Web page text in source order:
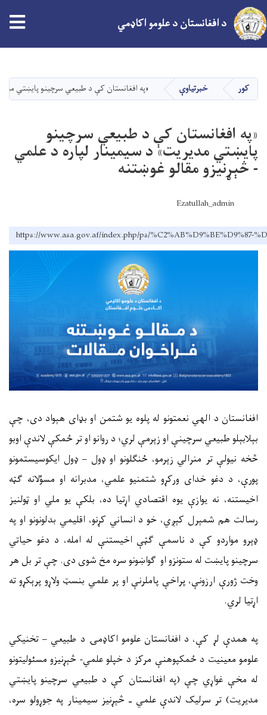
دانګل
د افغانستان د علومو اکاډمي
کور خبرتیاوې «په افغانستان کې د طبیعي سرچینو پايښتي
«په افغانستان کې د طبیعي سرچینو
پايښتي مدیریت» د سیمینار لپاره د علمي
- څېړنیزو مقالو غوښتنه
Ezatullah_admin
https://www.asa.gov.af/index.php/ps/%C2%AB%D9%BE%D9%87-
افغانستان د الهي نعمتونو له پلوه یو شتمن او بډای هېواد دی، چې
بېلابېلو طبیعي سرچینې او زېرمې لري؛ د روانو او تر ځمکې لاندې اوبو
څخه نیولې تر منرالي زېرمو، ځنګلونو او ډول – ډول ایکوسیستمونو
پورې، د دغو خدای ورکړو شتمنیو علمي، مدبرانه او مسؤلانه ګټه
اخیستنه، نه یوازې یوه اقتصادي اړتیا ده، بلکې یو ملي او ټولنیز
رسالت هم شمېرل کېږي، خو د انساني کړنو، اقلیمي بدلونونو او په
ډېرو مواردو کې د ناسمې ګټې اخیستنې له امله، د دغو حیاتي
سرچینو پايښت له ستونزو او ګواښونو سره مخ شوی دی. چې تر بل هر
وخت ژورې ارزونې، پراخې پاملرنې او پر علمي بنسټ ولاړو پرېکړو ته
اړتیا لري.
په همدې لړ کې، د افغانستان علومو اکاډمۍ د طبیعي – تخنیکي
علومو معینیت د ځمکپوهنې مرکز د خپلو علمي- څېړنیزو مسئولیتونو
له مخې غواړي چې (په افغانستان کې د طبیعي سرچینو پايښتي
مدیریت) تر سرلیک لاندې علمي ـ څېړنیز سيمینار په جوړولو سره،